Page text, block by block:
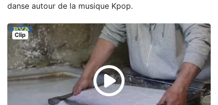
danse autour de la musique Kpop.
Clip